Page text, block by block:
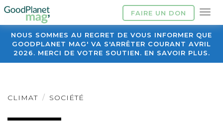
FAIRE UN DON
NOUS SOMMES AU REGRET DE VOUS INFORMER QUE
GOODPLANET MAG' VA S'ARRÊTER COURANT AVRIL
2026. MERCI DE VOTRE SOUTIEN. EN SAVOIR PLUS.
CLIMAT SOCIÉTÉ